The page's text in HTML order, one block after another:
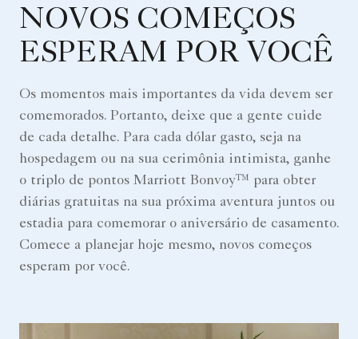
NOVOS COMEÇOS
ESPERAM POR VOCÊ
Os momentos mais importantes da vida devem ser
comemorados. Portanto, deixe que a gente cuide
de cada detalhe. Para cada dólar gasto, seja na
hospedagem ou na sua cerimônia intimista, ganhe
o triplo de pontos Marriott Bonvoy™ para obter
diárias gratuitas na sua próxima aventura juntos ou
estadia para comemorar o aniversário de casamento.
Comece a planejar hoje mesmo, novos começos
esperam por você.